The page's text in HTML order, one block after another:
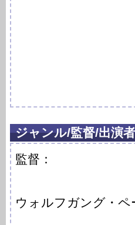
ジャンル/監督/出演
監督：
ウォルフガング・ペ